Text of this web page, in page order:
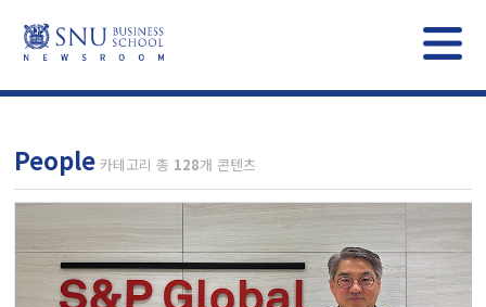
People 카테고리 총 128개 콘텐츠